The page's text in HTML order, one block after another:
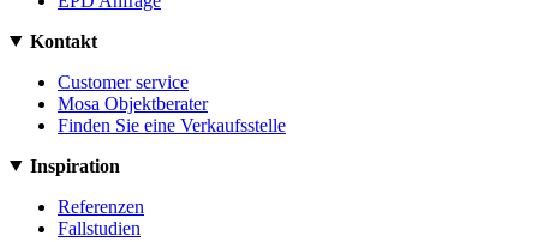
Kontakt
Customer service
Mosa Objektberater
Finden Sie eine Verkaufsstelle
Inspiration
Referenzen
Fallstudien